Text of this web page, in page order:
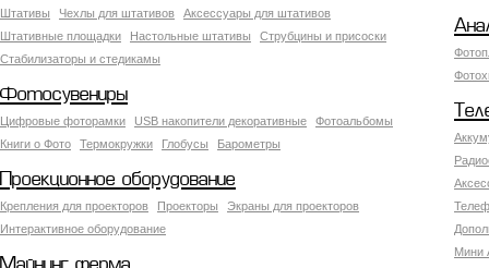
Штативы
Чехлы для штативов
Аксессуары для штативов
Штативные площадки
Настольные штативы
Струбцины и присоски
Стабилизаторы и стедикамы
Фотосувениры
Цифровые фоторамки USB накопители декоративные
Фотоальбомы
Книги о Фото
Термокружки Глобусы Барометры
Мини
Проекционное оборудование
Крепления для проекторов Проекторы
Экраны для проекторов
Интерактивное оборудование